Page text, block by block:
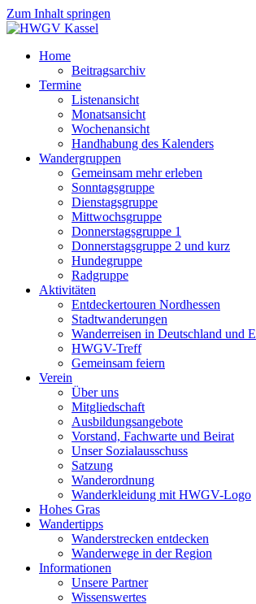
Zum Inhalt springen
Home
Beitragsarchiv
Termine
Listenansicht
Monatsansicht
Wochenansicht
Handhabung des Kalenders
Wandergruppen
Gemeinsam mehr erleben
Sonntagsgruppe
Dienstagsgruppe
Mittwochsgruppe
Donnerstagsgruppe 1
Donnerstagsgruppe 2 und kurz
Hundegruppe
Radgruppe
Aktivitäten
Entdeckertouren Nordhessen
Stadtwanderungen
Wanderreisen in Deutschland und
HWGV-Treff
Gemeinsam feiern
Verein
Über uns
Mitgliedschaft
Ausbildungsangebote
Vorstand, Fachwarte und Beirat
Unser Sozialausschuss
Satzung
Wanderordnung
Wanderkleidung mit HWGV-Logo
Hohes Gras
Wandertipps
Wanderstrecken entdecken
Wanderwege in der Region
Informationen
Unsere Partner
Wissenswertes